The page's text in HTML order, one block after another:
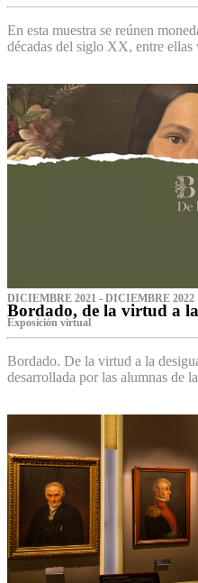
En esta muestra se reúnen
décadas del siglo XX, entre
DICIEMBRE 2021 - DICIEMBRE 2022
Bordado, de la virtud a
Exposición virtual‌
Bordado. De la virtud a la
desarrollada por las alumnas de